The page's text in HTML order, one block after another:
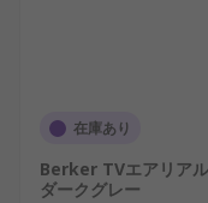
UHFアンテナからソ
アンテナからの配線
の背面にあるボード
アンテナ
イプ:
在庫あり
Berker TVエアリア
ダークグレー